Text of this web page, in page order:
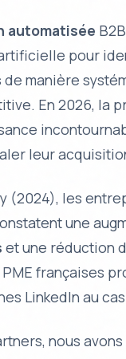
automatisée
pour
manière
En 2026, la
leur
(2024), les
une
et une réduction
françaises
LinkedIn au
nous